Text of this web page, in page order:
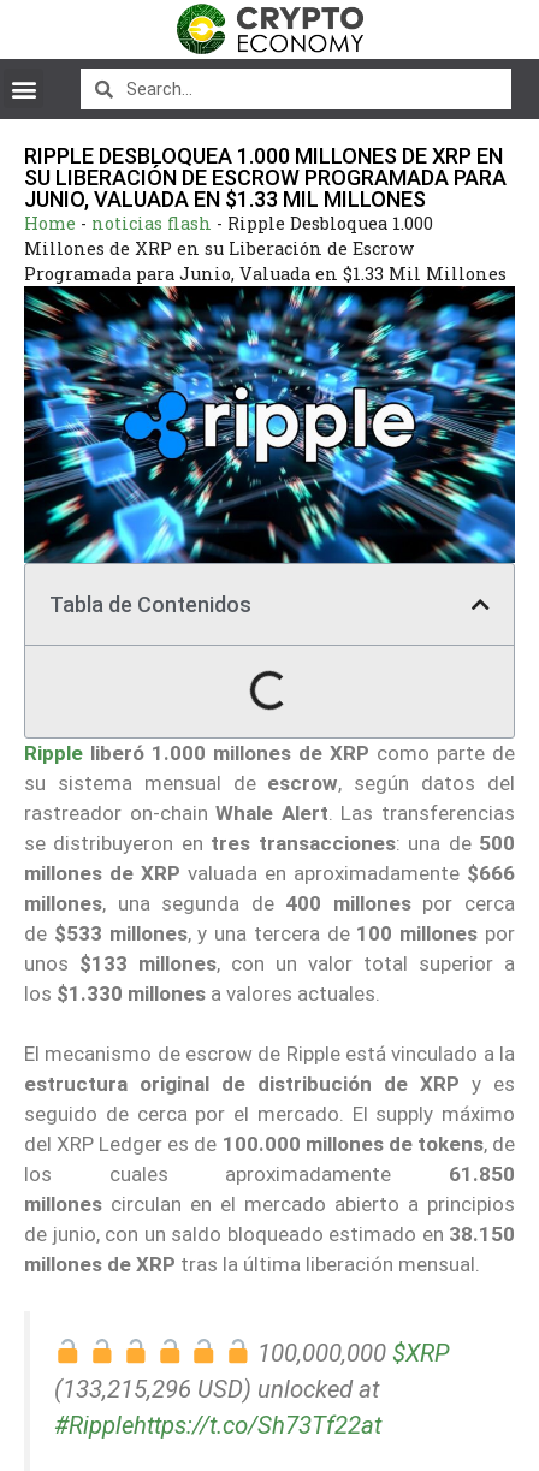
RIPPLE DESBLOQUEA 1.000 MILLONES DE XRP EN
SU LIBERACIÓN DE ESCROW PROGRAMADA PARA
JUNIO, VALUADA EN $1.33 MIL MILLONES
Home - noticias flash - Ripple Desbloquea 1.000
Millones de XRP en su Liberación de Escrow
Programada para Junio, Valuada en $1.33 Mil Millones
Tabla de Contenidos
Ripple liberó 1.000 millones de XRP como parte de
su sistema mensual de escrow, según datos del
rastreador on-chainWhale Alert . Las transferencias
se distribuyeron en tres transacciones: una de 500
millones de XRP valuada en aproximadamente $666
millones, una segunda de 400 millonespor cerca
de $533 millones, y una tercera de 100 millones por
unos $133 millones, con un valor total superior a
los $1.330 millones a valores actuales.
El mecanismo de escrow de Ripple está vinculado a la
estructura original de distribución de XRP y es
seguido de cerca por el mercado. El supply máximo
del XRP Ledger es de 100.000 millones de tokens, de
los cuales aproximadamente 61.850
millones circulan en el mercado abierto a principios
de junio, con un saldo bloqueado estimado en 38.150
millones de XRP tras la última liberación mensual.
100,000,000$XRP
(133,215,296 USD) unlocked at
#Ripplehttps://t.co/Sh73Tf22at